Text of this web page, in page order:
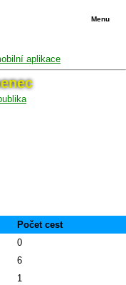
Menu
aplikace
Počet cest
0
6
1